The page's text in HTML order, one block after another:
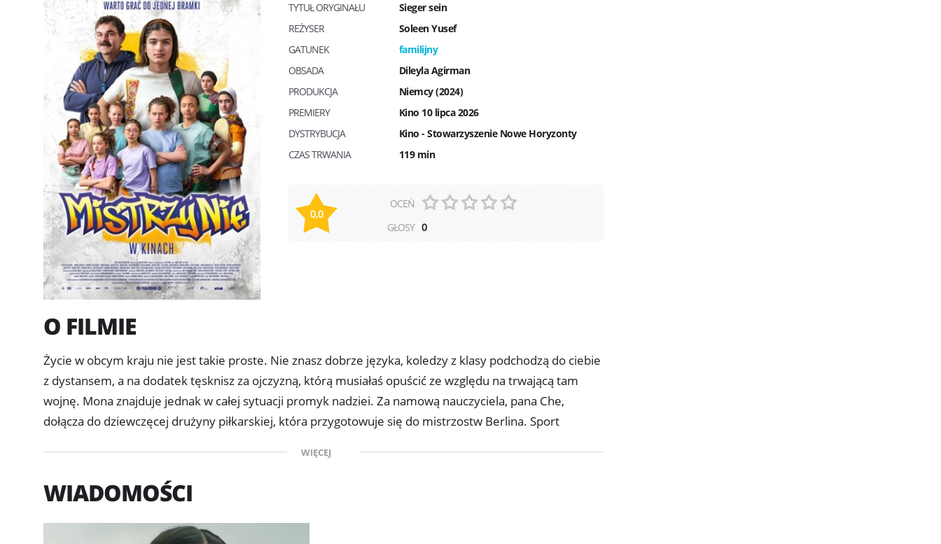
TYTUŁ ORYGINAŁU
Sieger sein
REŻYSER
Soleen Yusef
GATUNEK
familijny
OBSADA
Dileyla Agirman
PRODUKCJA
Niemcy (2024)
PREMIERY
Kino 10 lipca 2026
DYSTRYBUCJA
Kino - Stowarzyszenie Nowe Horyzonty
CZAS TRWANIA
119 min
0,0
OCEŃ
GŁOSY 0
O FILMIE
Życie w obcym kraju nie jest takie proste. Nie znasz dobrze języka, koledzy z klasy podchodzą do ciebie
z dystansem, a na dodatek tęsknisz za ojczyzną, którą musiałaś opuścić ze względu na trwającą tam
wojnę. Mona znajduje jednak w całej sytuacji promyk nadziei. Za namową nauczyciela, pana Che,
dołącza do dziewczęcej drużyny piłkarskiej, która przygotowuje się do mistrzostw Berlina. Sport
zawodniczki są gotowe włączyć ją do zespołu. Aby zwyciężyć, muszą zrozumieć, że warto grać do jednej
bramki.
WIĘCEJ
WIADOMOŚCI